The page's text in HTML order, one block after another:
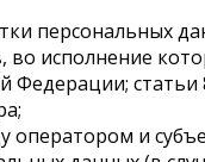
персональных
во исполнение
Федерации;
и